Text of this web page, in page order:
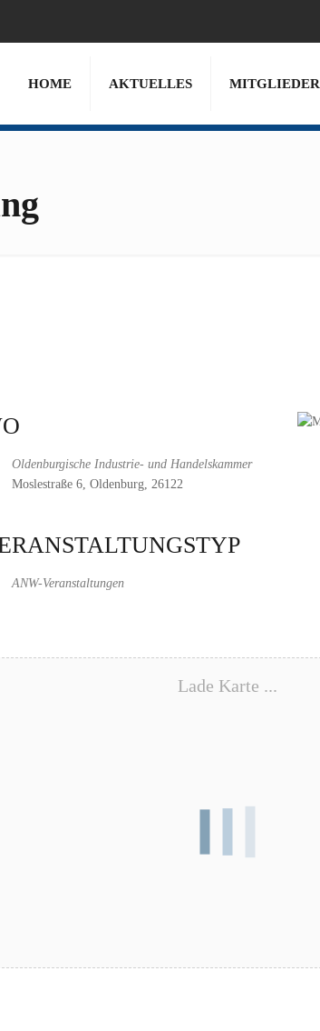
HOME AKTUELLES MITGLIEDER
Oldenburgische Industrie- und Handelskammer
Moslestraße 6, Oldenburg, 26122
ANW-Veranstaltungen
Lade Karte ...